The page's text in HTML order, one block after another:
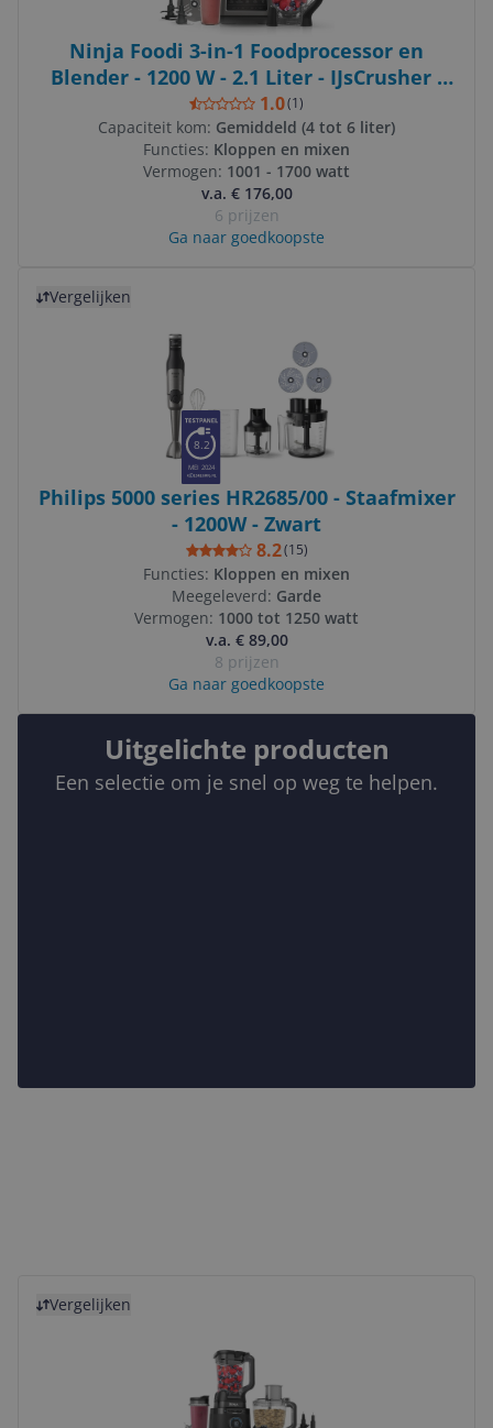
Ninja Foodi 3-in-1 Foodprocessor en
Blender - 1200 W - 2.1 Liter - IJsCrusher -
BN800EU
1.0(1)
Capaciteit kom: Gemiddeld (4 tot 6 liter)
Functies: Kloppen en mixen
Vermogen: 1001 - 1700 watt
v.a. € 176,00
6 prijzen
Ga naar goedkoopste
Vergelijken
8.2
MEI 2024
Philips 5000 series HR2685/00 - Staafmixer
- 1200W - Zwart
8.2(15)
Functies: Kloppen en mixen
Meegeleverd: Garde
Vermogen: 1000 tot 1250 watt
v.a. € 89,00
8 prijzen
Ga naar goedkoopste
Uitgelichte producten
Een selectie om je snel op weg te helpen.
Vergelijken